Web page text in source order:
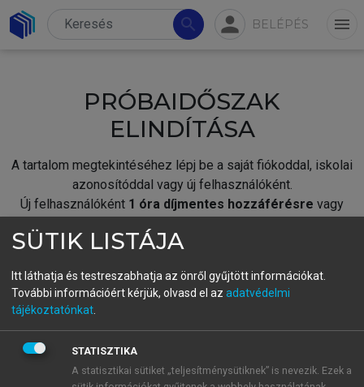
search person BELÉPÉS menu
PRÓBAIDŐSZAK
ELINDÍTÁSA
A tartalom megtekintéséhez lépj be a saját fiókoddal, iskolai
azonosítóddal vagy új felhasználóként.
Új felhasználóként 1 óra díjmentes hozzáférésre vagy
fiókoddal,vagy hozz létre új fiókot.
A regisztráció után apróbaidőszakautomatikusan
BELÉPÉS SAJÁT FIÓKKAL
SÜTIK LISTÁJA
Itt láthatja és testreszabhatja az önről gyűjtött információkat.
További információért kérjük, olvasd el az adatvédelmi
tájékoztatónkat
STATISZTIKA
A statisztikai sütiket „teljesítménysütiknek” is nevezik. Ezek a